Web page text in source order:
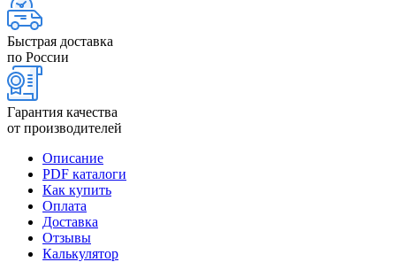
Быстрая доставка
по России
Гарантия качества
от производителей
Описание
PDF каталоги
Как купить
Оплата
Доставка
Отзывы
Калькулятор